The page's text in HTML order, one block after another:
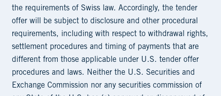
the requirements of Swiss law. Accordingly, the tender
offer will be subject to disclosure and other procedural
requirements, including with respect to withdrawal rights,
settlement procedures and timing of payments that are
different from those applicable under U.S. tender offer
procedures and laws. Neither the U.S. Securities and
Exchange Commission nor any securities commission of